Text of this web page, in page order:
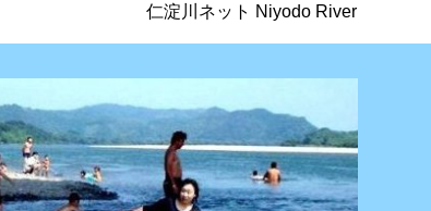
仁淀川ネット Niyodo River